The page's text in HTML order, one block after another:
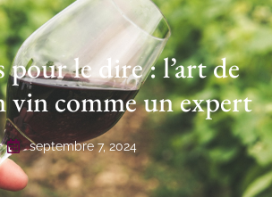
pour le dire : l’art de
vin comme un expert
septembre 7, 2024